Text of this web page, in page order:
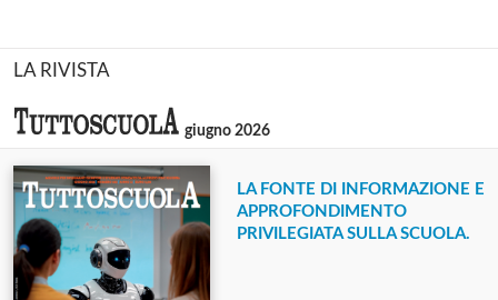
LA RIVISTA
giugno 2026
LA FONTE DI INFORMAZIONE E
APPROFONDIMENTO
PRIVILEGIATA SULLA SCUOLA.